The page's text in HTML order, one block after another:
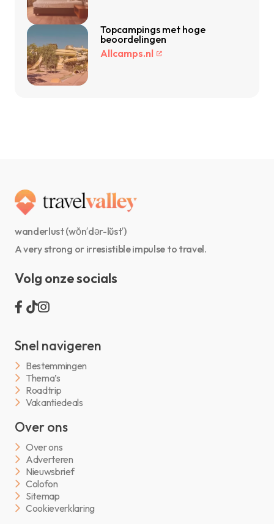
Topcampings met hoge
beoordelingen
Allcamps.nl
wanderlust (wŏn′dər-lŭst′)
A very strong or irresistible impulse to travel.
Volg onze socials
Snel navigeren
Bestemmingen
Thema’s
Roadtrip
Vakantiedeals
Over ons
Over ons
Adverteren
Nieuwsbrief
Colofon
Sitemap
Cookieverklaring